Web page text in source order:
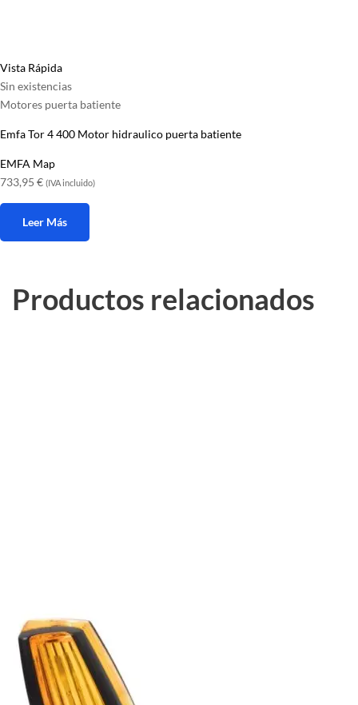
Vista Rápida
Sin existencias
Motores puerta batiente
Emfa Tor 4 400 Motor hidraulico puerta batiente
EMFA Map
733,95 € (IVA incluido)
Leer Más
Productos relacionados